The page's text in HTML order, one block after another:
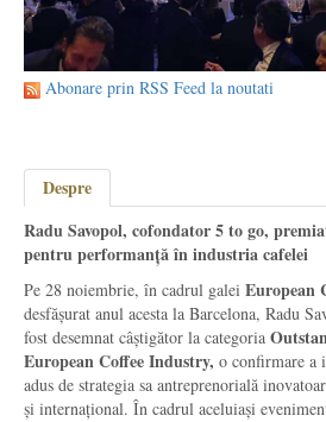
Abonare prin RSS Feed la noutati
Despre
Radu Savopol, cofondator 5 to go,
pentru performanță în industria cafelei
Pe 28 noiembrie, în cadrul galei European
desfășurat anul acesta la Barcelona, Radu
fost desemnat câștigător la categoria
European Coffee Industry, o confirmare a
adus de strategia sa antreprenorială
și internațional. În cadrul aceluiași